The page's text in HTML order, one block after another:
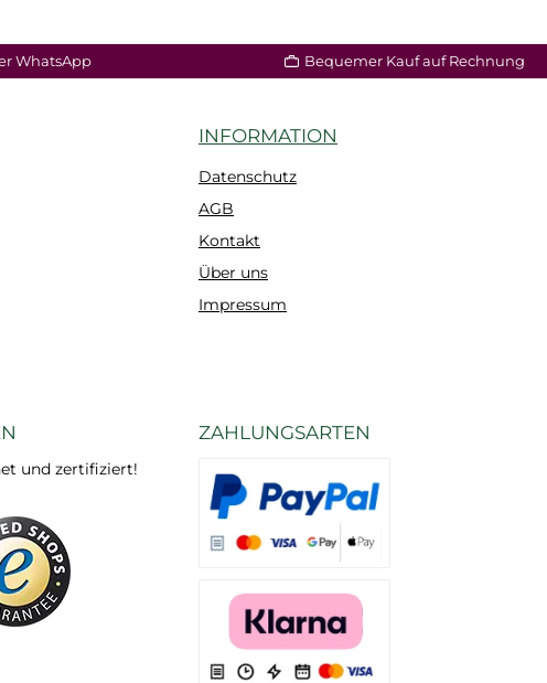
WhatsApp Bequemer Kauf auf Rechnung
INFORMATION
Datenschutz
AGB
Kontakt
Über uns
Impressum
und zertifiziert!
ZAHLUNGSARTEN